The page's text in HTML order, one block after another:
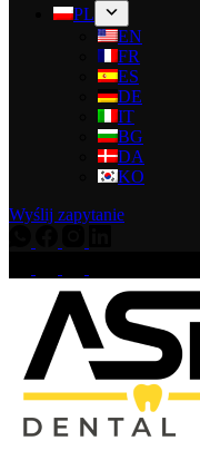
PL
EN
FR
ES
DE
IT
BG
DA
KO
Wyślij zapytanie